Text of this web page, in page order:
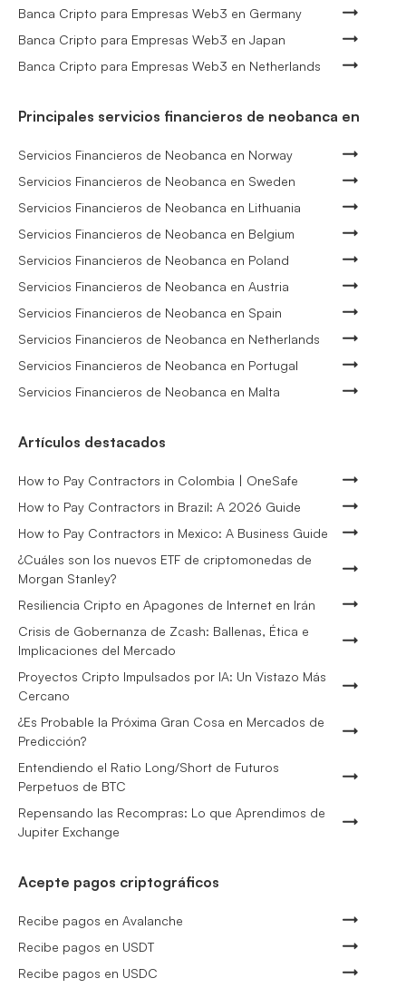
Banca Cripto para Empresas Web3 en Germany
Banca Cripto para Empresas Web3 en Japan
Banca Cripto para Empresas Web3 en Netherlands
Principales servicios financieros de neobanca en
Servicios Financieros de Neobanca en Norway
Servicios Financieros de Neobanca en Sweden
Servicios Financieros de Neobanca en Lithuania
Servicios Financieros de Neobanca en Belgium
Servicios Financieros de Neobanca en Poland
Servicios Financieros de Neobanca en Austria
Servicios Financieros de Neobanca en Spain
Servicios Financieros de Neobanca en Netherlands
Servicios Financieros de Neobanca en Portugal
Servicios Financieros de Neobanca en Malta
Artículos destacados
How to Pay Contractors in Colombia | OneSafe
How to Pay Contractors in Brazil: A 2026 Guide
How to Pay Contractors in Mexico: A Business Guide
¿Cuáles son los nuevos ETF de criptomonedas de
Morgan Stanley?
Resiliencia Cripto en Apagones de Internet en Irán
Crisis de Gobernanza de Zcash: Ballenas, Ética e
Implicaciones del Mercado
Proyectos Cripto Impulsados por IA: Un Vistazo Más
Cercano
¿Es Probable la Próxima Gran Cosa en Mercados de
Predicción?
Entendiendo el Ratio Long/Short de Futuros
Perpetuos de BTC
Repensando las Recompras: Lo que Aprendimos de
Jupiter Exchange
Acepte pagos criptográficos
Recibe pagos en Avalanche
Recibe pagos en USDT
Recibe pagos en USDC